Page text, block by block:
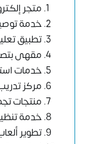
متجر
خدمة
تطبيق
مقهى
خدمات
مركز
منتجات
خدمة
تطوير